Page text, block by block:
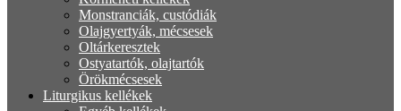
Monstranciák, custódiák
Olajgyertyák, mécsesek
Oltárkeresztek
Ostyatartók, olajtartók
Örökmécsesek
Liturgikus kellékek